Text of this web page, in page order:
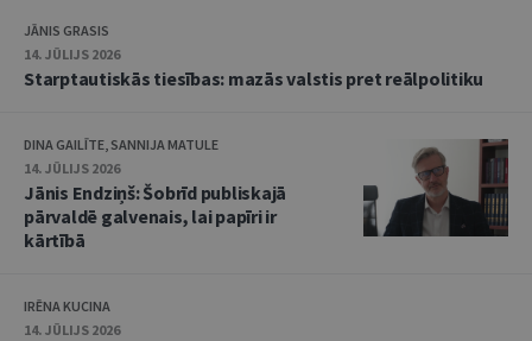
JĀNIS GRASIS
14. JŪLIJS 2026
Starptautiskās tiesības: mazās valstis pret reālpolitiku
DINA GAILĪTE, SANNIJA MATULE
14. JŪLIJS 2026
Jānis Endziņš: Šobrīd publiskajā
pārvaldē galvenais, lai papīri ir
kārtībā
IRĒNA KUCINA
14. JŪLIJS 2026